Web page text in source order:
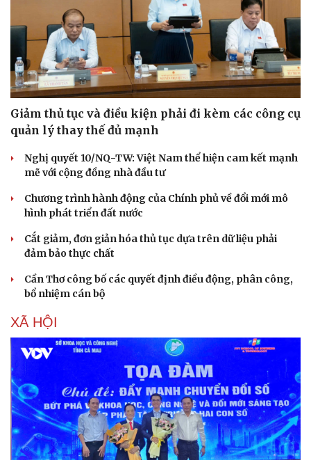
Giảm thủ tục và điều kiện phải đi kèm các công cụ
quản lý thay thế đủ mạnh
Nghị quyết 10/NQ-TW: Việt Nam thể hiện cam kết mạnh
mẽ với cộng đồng nhà đầu tư
Chương trình hành động của Chính phủ về đổi mới mô
hình phát triển đất nước
Cắt giảm, đơn giản hóa thủ tục dựa trên dữ liệu phải
đảm bảo thực chất
Cần Thơ công bố các quyết định điều động, phân công,
bổ nhiệm cán bộ
XÃ HỘI